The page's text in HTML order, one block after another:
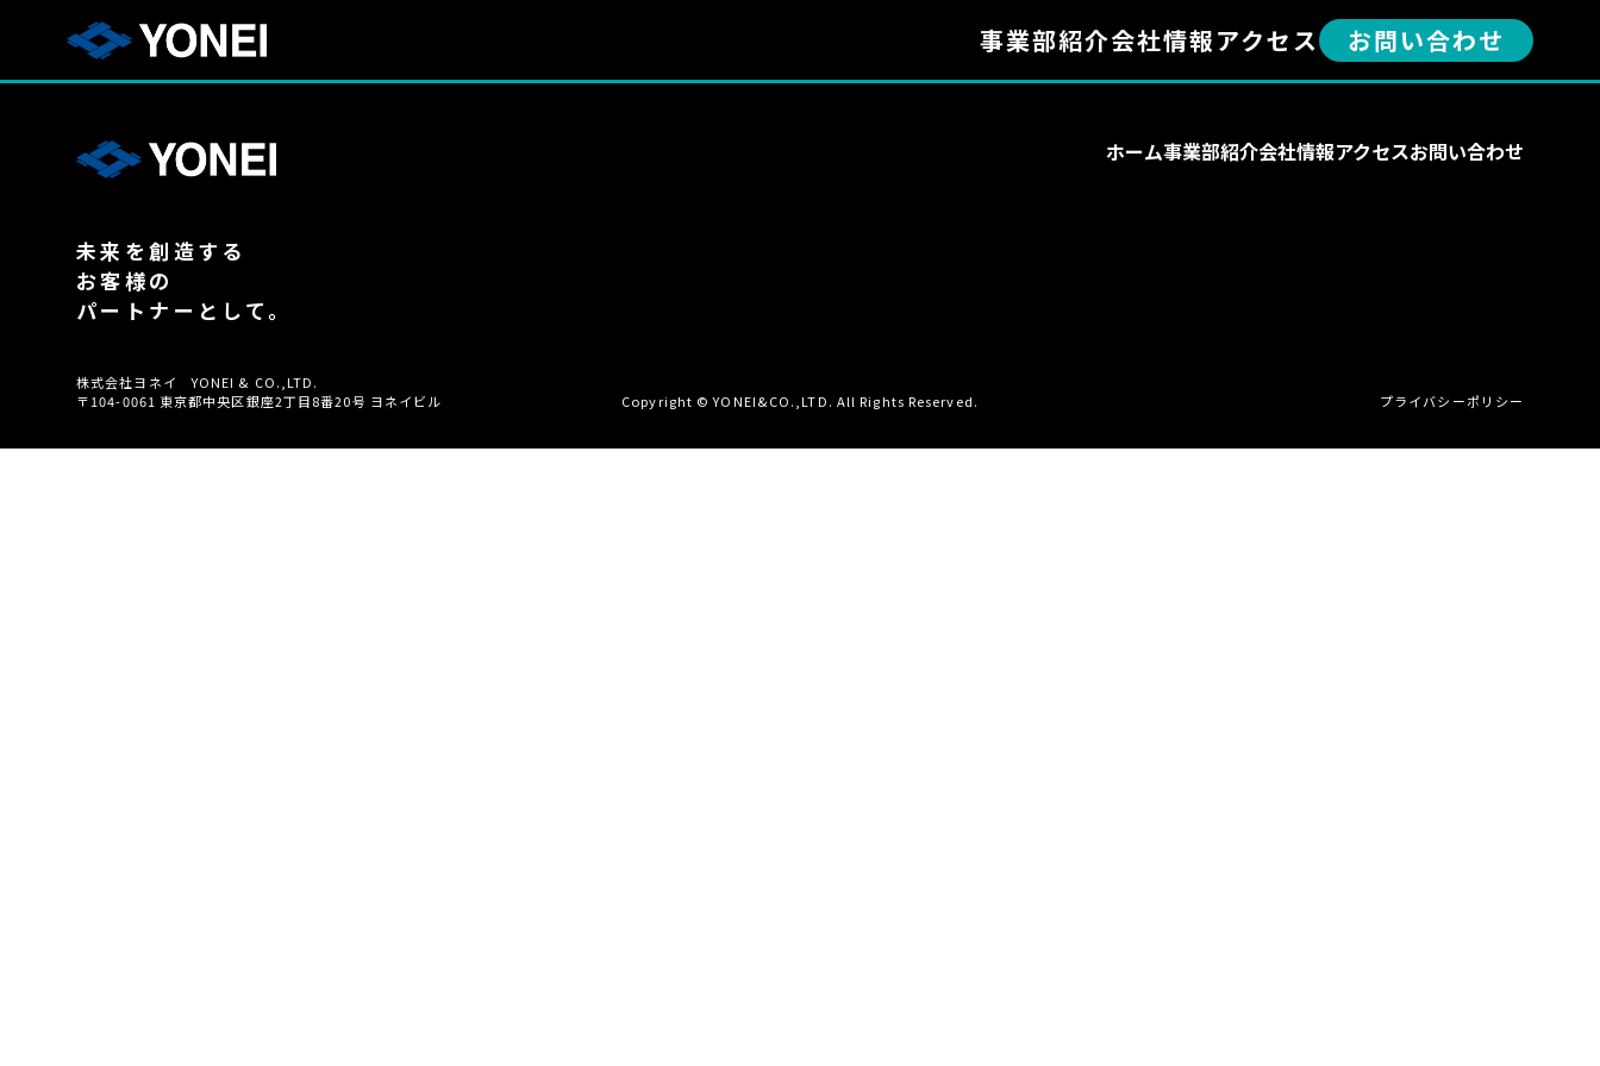
事業部紹介会社情報アクセス お問い合わせ
未来を創造する
お客様の
パートナーとして。
ホーム事業部紹介会社情報アクセスお問い合わせ
株式会社ヨネイ YONEI & CO.,LTD.
〒104-0061 東京都中央区銀座2丁目8番20号 ヨネイビル
プライバシーポリシー
Copyright © YONEI&CO.,LTD. All Rights Reserved.